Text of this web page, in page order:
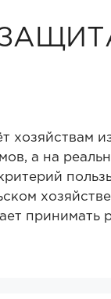
хозяйствам
а на
принимать